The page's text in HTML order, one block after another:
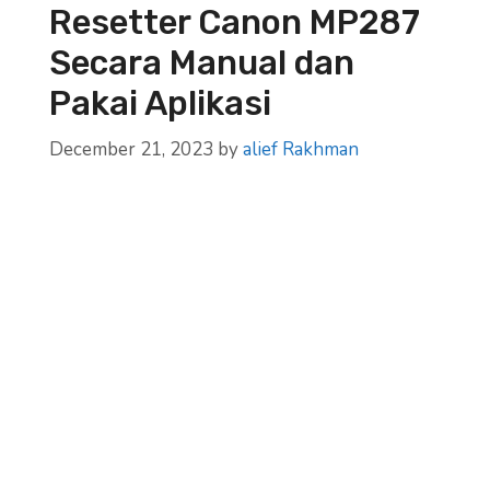
Resetter Canon MP287
Secara Manual dan
Pakai Aplikasi
December 21, 2023 byalief Rakhman